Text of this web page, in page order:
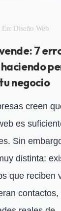
En: Diseño Web
7
negocio
creen
es
Sin
distinta:
que reciben
contactos,